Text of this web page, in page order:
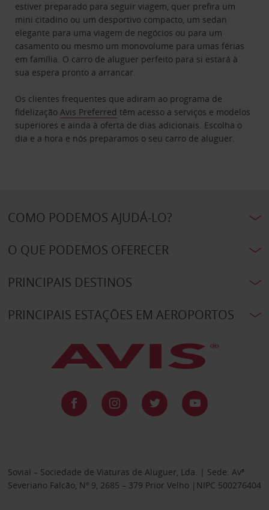
estiver preparado para seguir viagem, quer prefira um
mini citadino ou um desportivo compacto, um sedan
elegante para uma viagem de negócios ou para um
casamento ou mesmo um monovolume para umas férias
em família. O carro de aluguer perfeito para si estará à
sua espera pronto a arrancar.
Os clientes frequentes que adiram ao programa de
fidelizaçãoAvis Preferred têm acesso a serviços e modelos
superiores e ainda à oferta de dias adicionais. Escolha o
dia e a hora e nós preparamos o seu carro de aluguer.
COMO PODEMOS AJUDÁ-LO?
O QUE PODEMOS OFERECER
PRINCIPAIS DESTINOS
PRINCIPAIS ESTAÇÕES EM AEROPORTOS
Sovial – Sociedade de Viaturas de Aluguer, Lda. | Sede: Avª
Severiano Falcão, Nº 9, 2685 – 379 Prior Velho |NIPC 500276404